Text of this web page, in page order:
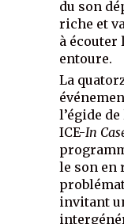
du son
riche et
à écouter
entoure.
La
l’égide
ICE-In
le son en
invitant